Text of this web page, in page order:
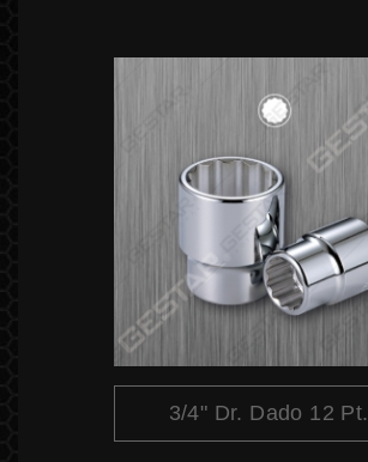
3/4" Dr. Dado 12 Pt.